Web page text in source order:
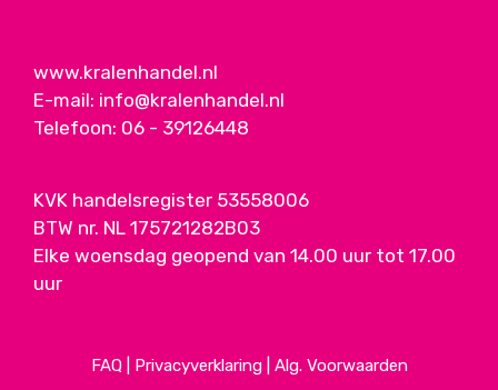
www.kralenhandel.nl
E-mail: info@kralenhandel.nl
Telefoon: 06 - 39126448
KVK handelsregister 53558006
BTW nr. NL 175721282B03
Elke woensdag geopend van 14.00 uur tot 17.00
uur
FAQ| Privacyverklaring| Alg. Voorwaarden